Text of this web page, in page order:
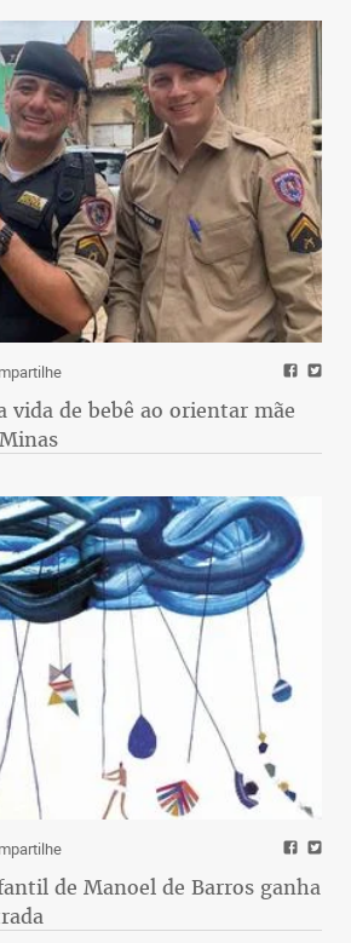
vida de bebê ao orientar mãe
de Manoel de Barros ganha